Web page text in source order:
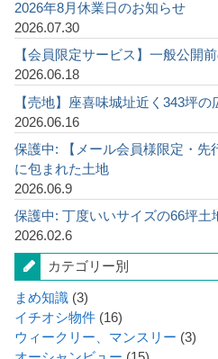
2026年8月休業日のお知らせ
2026.07.30
【会員限定サービス】一般公開
2026.06.18
【売地】座喜味城址近く343坪の
2026.06.16
保護中: 【メール会員様限定・先
に包まれた土地
2026.06.9
保護中: 丁度いいサイズの66坪土
2026.02.6
カテゴリー別
まめ知識 (3)
イチオシ物件 (16)
ウィークリー、マンスリー (3)